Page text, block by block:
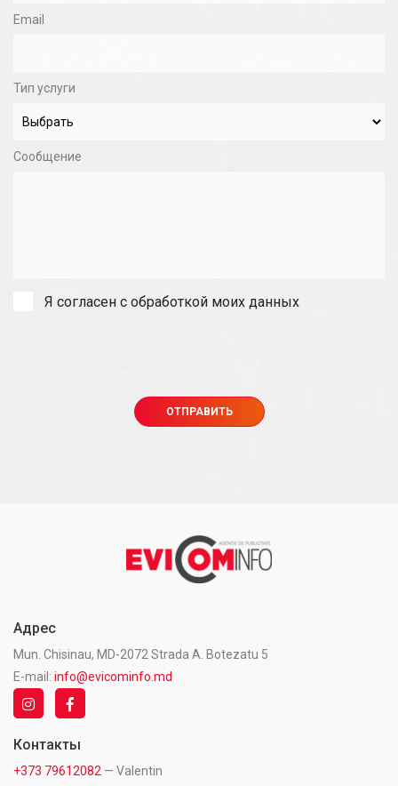
Email
Тип услуги
Сообщение
Я согласен с обработкой моих данных
Адрес
Mun. Chisinau, MD-2072 Strada A. Botezatu 5
E-mail: info@evicominfo.md
Контакты
+373 79612082 — Valentin